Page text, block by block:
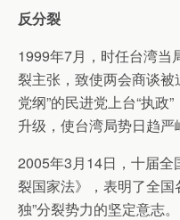
反分裂
1999年7月，时任台湾当
裂主张，致使两会商谈
党纲”的民进党上台“执政
升级，使台湾局势日趋严
2005年3月14日，十届
裂国家法》，表明了全国
独”分裂势力的坚定意志。